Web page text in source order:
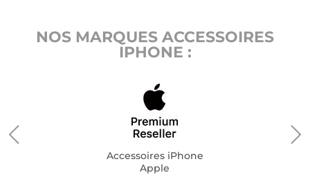
NOS MARQUES ACCESSOIRES
IPHONE :
Accessoires iPhone
Apple